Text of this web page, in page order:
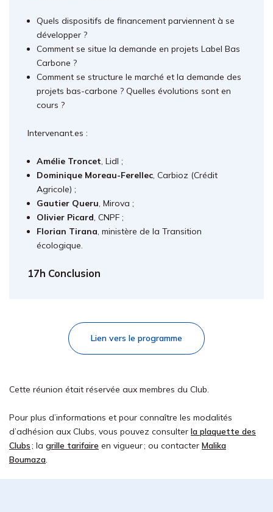
Quels dispositifs de financement parviennent à se
développer ?
Comment se situe la demande en projets Label Bas
Carbone ?
Comment se structure le marché et la demande des
projets bas-carbone ? Quelles évolutions sont en
cours ?
Intervenant.es :
Amélie Troncet, Lidl ;
Dominique Moreau-Ferellec, Carbioz (Crédit
Agricole) ;
Gautier Queru, Mirova ;
Olivier Picard, CNPF ;
Florian Tirana, ministère de la Transition
écologique.
17h Conclusion
Lien vers le programme
Cette réunion était réservée aux membres du Club.
Pour plus d’informations et pour connaître les modalités
d’adhésion aux Clubs, vous pouvez consulter la plaquette des
Clubs; la grille tarifaire en vigueur ; ou contacter Malika
Boumaza.